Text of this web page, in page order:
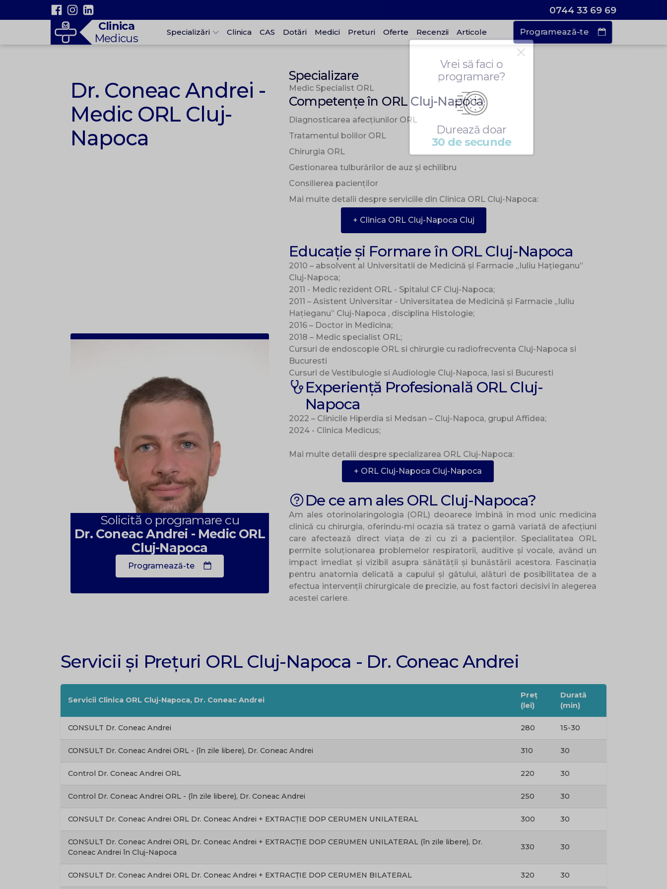
0744 33 69 69
Clinica
Medicus
Specializări Clinica CAS Dotări Medici Preturi Oferte Recenzii Articole Programează-te
Vrei să faci o
programare?
Durează doar
30 de secunde
Dr. Coneac Andrei -
Medic ORL Cluj-
Napoca
Solicită o programare cu
Dr. Coneac Andrei - Medic ORL
Cluj-Napoca
Programează-te
Specializare
Medic Specialist ORL
Competențe în ORL Cluj-Napoca
Diagnosticarea afecțiunilor ORL
Tratamentul bolilor ORL
Chirurgia ORL
Gestionarea tulburărilor de auz și echilibru
Consilierea pacienților
Mai multe detalii despre serviciile din Clinica ORL Cluj-Napoca:
+ Clinica ORL Cluj-Napoca Cluj
Educație și Formare în ORL Cluj-Napoca
2010 – absolvent al Universitatii de Medicină și Farmacie „Iuliu Hațieganu”
Cluj-Napoca;
2011 - Medic rezident ORL - Spitalul CF Cluj-Napoca;
2011 – Asistent Universitar - Universitatea de Medicină și Farmacie „Iuliu
Hațieganu” Cluj-Napoca , disciplina Histologie;
2016 – Doctor in Medicina;
2018 – Medic specialist ORL;
Cursuri de endoscopie ORL si chirurgie cu radiofrecventa Cluj-Napoca si
Bucuresti
Cursuri de Vestibulogie si Audiologie Cluj-Napoca, Iasi si Bucuresti
Experiență Profesională ORL Cluj-
Napoca
2022 – Clinicile Hiperdia si Medsan – Cluj-Napoca, grupul Affidea;
2024 - Clinica Medicus;
Mai multe detalii despre specializarea ORL Cluj-Napoca:
+ ORL Cluj-Napoca Cluj-Napoca
De ce am ales ORL Cluj-Napoca?
Am ales otorinolaringologia (ORL) deoarece îmbină în mod unic medicina
clinică cu chirurgia, oferindu-mi ocazia să tratez o gamă variată de afecțiuni
care afectează direct viața de zi cu zi a pacienților. Specialitatea ORL
permite soluționarea problemelor respiratorii, auditive și vocale, având un
impact imediat și vizibil asupra sănătății și bunăstării acestora. Fascinația
pentru anatomia delicată a capului și gâtului, alături de posibilitatea de a
efectua intervenții chirurgicale de precizie, au fost factori decisivi în alegerea
acestei cariere.
Servicii și Prețuri ORL Cluj-Napoca - Dr. Coneac Andrei
Servicii Clinica ORL Cluj-Napoca, Dr. Coneac Andrei
Preț
(lei)
Durată
(min)
CONSULT Dr. Coneac Andrei 280 15-30
CONSULT Dr. Coneac Andrei ORL - (în zile libere), Dr. Coneac Andrei 310 30
Control Dr. Coneac Andrei ORL 220 30
Control Dr. Coneac Andrei ORL - (în zile libere), Dr. Coneac Andrei 250 30
CONSULT Dr. Coneac Andrei ORL Dr. Coneac Andrei + EXTRACȚIE DOP CERUMEN UNILATERAL 300 30
CONSULT Dr. Coneac Andrei ORL Dr. Coneac Andrei + EXTRACȚIE DOP CERUMEN UNILATERAL (în zile libere), Dr.
Coneac Andrei în Cluj-Napoca
330 30
CONSULT Dr. Coneac Andrei ORL Dr. Coneac Andrei + EXTRACȚIE DOP CERUMEN BILATERAL 320 30